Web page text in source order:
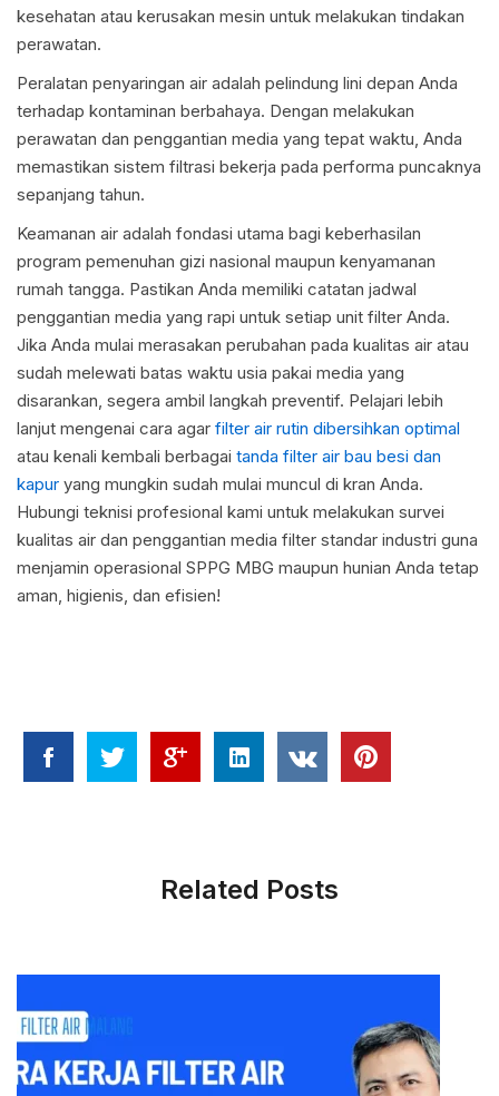
kesehatan atau kerusakan mesin untuk melakukan tindakan
perawatan.
Peralatan penyaringan air adalah pelindung lini depan Anda
terhadap kontaminan berbahaya. Dengan melakukan
perawatan dan penggantian media yang tepat waktu, Anda
memastikan sistem filtrasi bekerja pada performa puncaknya
sepanjang tahun.
Keamanan air adalah fondasi utama bagi keberhasilan
program pemenuhan gizi nasional maupun kenyamanan
rumah tangga. Pastikan Anda memiliki catatan jadwal
penggantian media yang rapi untuk setiap unit filter Anda.
Jika Anda mulai merasakan perubahan pada kualitas air atau
sudah melewati batas waktu usia pakai media yang
disarankan, segera ambil langkah preventif. Pelajari lebih
lanjut mengenai cara agar filter air rutin dibersihkan optimal
atau kenali kembali berbagai tanda filter air bau besi dan
kapur yang mungkin sudah mulai muncul di kran Anda.
Hubungi teknisi profesional kami untuk melakukan survei
kualitas air dan penggantian media filter standar industri guna
menjamin operasional SPPG MBG maupun hunian Anda tetap
aman, higienis, dan efisien!
Related Posts